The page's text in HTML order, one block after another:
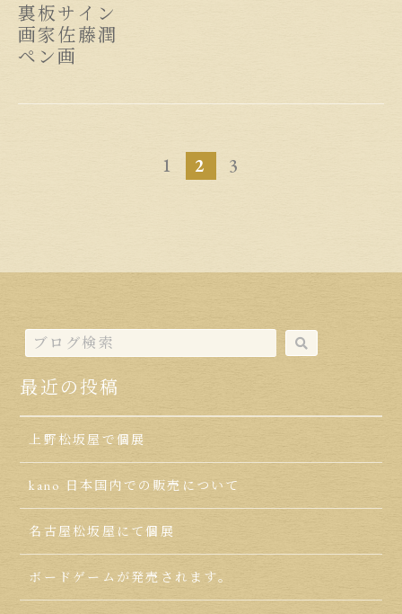
裏板サイン
画家佐藤潤
ペン画
1 2 3
最近の投稿
上野松坂屋で個展
kano 日本国内での販売について
名古屋松坂屋にて個展
ボードゲームが発売されます。